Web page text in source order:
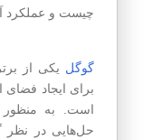
چیست و عملکرد
گوگل یکی از
برای ایجاد فضای
است. به
حل‌هایی در نظر